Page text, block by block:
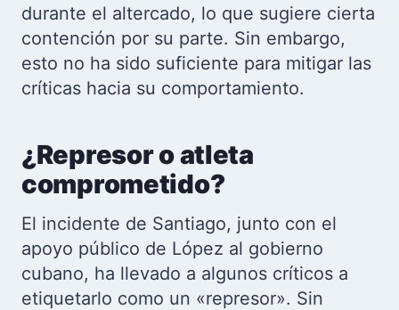
durante el altercado, lo que sugiere cierta
contención por su parte. Sin embargo,
esto no ha sido suficiente para mitigar las
críticas hacia su comportamiento.
¿Represor o atleta
comprometido?
El incidente de Santiago, junto con el
apoyo público de López al gobierno
cubano, ha llevado a algunos críticos a
etiquetarlo como un «represor». Sin